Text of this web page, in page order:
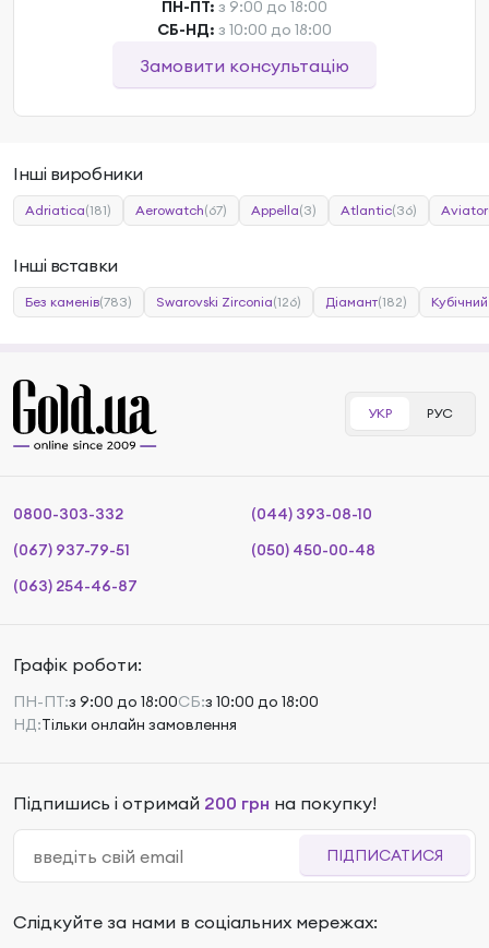
ПН-ПТ: з 9:00 до 18:00
СБ-НД: з 10:00 до 18:00
Замовити консультацію
Інші виробники
Adriatica(181) Aerowatch(67) Appella(3) Atlantic(36) Aviator
Інші вставки
Без каменів(783) Swarovski Zirconia(126) Діамант(182)
УКР РУС
0800-303-332
(044) 393-08-10
(067) 937-79-51
(050) 450-00-48
(063) 254-46-87
Графік роботи:
ПН-ПТ:з 9:00 до 18:00СБ:з 10:00 до 18:00
НД:Тільки онлайн замовлення
Підпишись і отримай 200 грн на покупку!
ПІДПИСАТИСЯ
Слідкуйте за нами в соціальних мережах: